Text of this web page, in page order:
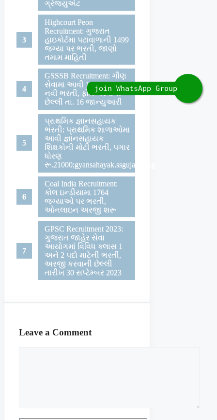
ગ્રેજયુએટ
Highcourt Peon
Recruitment: ગુજરાત
હાઇકોર્ટમા પટાવાળાની 1499
જગ્યા પર ભરતી, જાણો
તમામ માહિતી
GSSSB Recruitment: ગૌણ
સેવામા આવી 188 જગ્યા પર
નવી ભરતી, ફોર્મ ભરવાની
છેલ્લી તા. 16 જાન્યુઆરી
પ્રાથમિક જ્ઞાનસહાયક
ભરતી: પ્રાથમિક શાળાઓમા
આવી જ્ઞાનસહાયક
શિક્ષકોની મોટી ભરતી, પગાર
ધોરણ
રૂ.21000;gyansahayak.ssgujarat.org
Coal India Recruitment:
કોલ ઇન્ડીયામા 1764
જગ્યાઓ પર ભરતી,
ઓનલાઇન અરજી શરૂ
GPSC Recruitment 2023:
ગુજરાત જાહેર સેવા
આયોગમાં વિવિધ ક્લાસ 1
અને 2 પદો માટેની ભરતી,
અરજી કરવાની છેલ્લી
તારીખ 30 સપ્ટેમ્બર 2023
Leave a Comment